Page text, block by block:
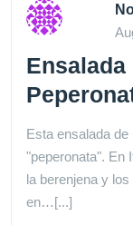
Esta ensalada
"peperonata". En
la berenjena y
en…[...]